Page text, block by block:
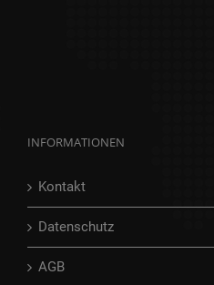
INFORMATIONEN
Kontakt
Datenschutz
AGB